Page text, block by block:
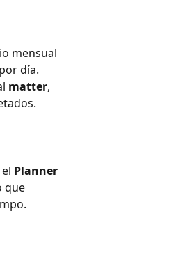
mensual
día.
matter,
Planner
que